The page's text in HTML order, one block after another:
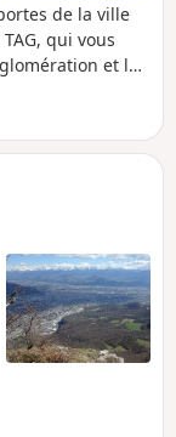
de la ville
qui vous
et les